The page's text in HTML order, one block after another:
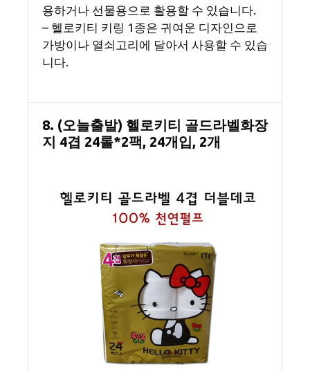
용하거나 선물용으로 활용할 수 있습니다.
– 헬로키티 키링 1종은 귀여운 디자인으로
가방이나 열쇠고리에 달아서 사용할 수 있습
니다.
8. (오늘출발) 헬로키티 골드라벨화장
지 4겹 24롤*2팩, 24개입, 2개